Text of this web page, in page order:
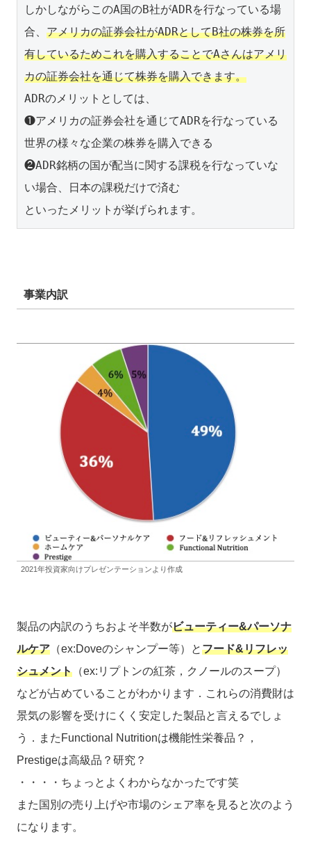
しかしながらこのA国のB社がADRを行なっている場
合、 アメリカの証券会社がADRとしてB社の株券を所
有しているためこれを購入することでAさんはアメリ
カの証券会社を通じて株券を購入できます。
ADRのメリットとしては、
❶アメリカの証券会社を通じてADRを行なっている
世界の様々な企業の株券を購入できる
❷ADR銘柄の国が配当に関する課税を行なっていな
い場合、日本の課税だけで済む
といったメリットが挙げられます。
事業内訳
2021年投資家向けプレゼンテーションより作成
製品の内訳のうちおよそ半数がビューティー&パーソナ
ルケア （ex:Doveのシャンプー等）とフード&リフレッ
シュメント （ex:リプトンの紅茶，クノールのスープ）
などが占めていることがわかります．これらの消費財は
景気の影響を受けにくく安定した製品と言えるでしょ
う．またFunctional Nutritionは機能性栄養品？，
Prestigeは高級品？研究？
・・・・ちょっとよくわからなかったです笑
また国別の売り上げや市場のシェア率を見ると次のよう
になります。